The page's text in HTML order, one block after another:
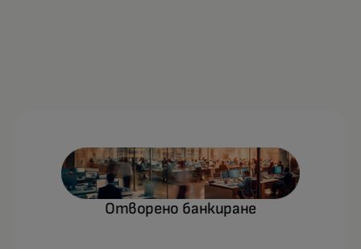
Отворено банкиране